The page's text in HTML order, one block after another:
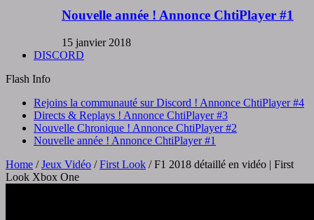
Nouvelle année ! Annonce ChtiPlayer #1
15 janvier 2018
DISCORD
Flash Info
Rejoins la communauté sur Discord ! Annonce ChtiPlayer #4
Directs & Replays ! Annonce ChtiPlayer #3
Nouvelle Chronique ! Annonce ChtiPlayer #2
Nouvelle année ! Annonce ChtiPlayer #1
Home / Jeux Vidéo / First Look / F1 2018 détaillé en vidéo | First
Look Xbox One